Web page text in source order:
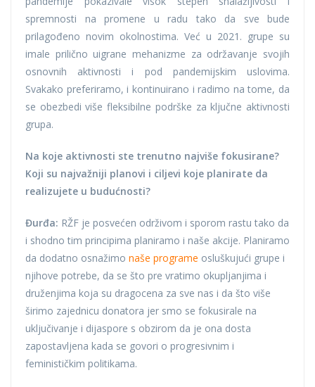
spremnosti na promene u radu tako da sve bude
prilagođeno novim okolnostima. Već u 2021. grupe su
imale prilično uigrane mehanizme za održavanje svojih
osnovnih aktivnosti i pod pandemijskim uslovima.
Svakako preferiramo, i kontinuirano i radimo na tome, da
se obezbedi više fleksibilne podrške za ključne aktivnosti
grupa.
Na koje aktivnosti ste trenutno najviše fokusirane?
Koji su najvažniji planovi i ciljevi koje planirate da
realizujete u budućnosti?
Đurđa: RŽF je posvećen održivom i sporom rastu tako da
i shodno tim principima planiramo i naše akcije. Planiramo
da dodatno osnažimo naše programe osluškujući grupe i
njihove potrebe, da se što pre vratimo okupljanjima i
druženjima koja su dragocena za sve nas i da što više
širimo zajednicu donatora jer smo se fokusirale na
uključivanje i dijaspore s obzirom da je ona dosta
zapostavljena kada se govori o progresivnim i
feminističkim politikama.